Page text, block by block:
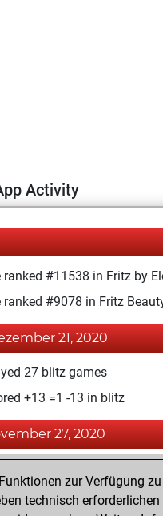
Activity
ranked #11538 in Fritz by
ranked #9078 in Fritz
21, 2020
27 blitz games
+13 =1 -13 in blitz
27, 2020
a new Elo of 1592
zur Verfügung
technisch